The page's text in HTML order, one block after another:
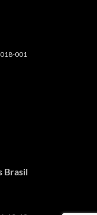
001
Brasil